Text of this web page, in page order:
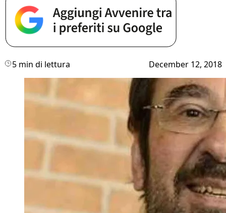
5 min di lettura December 12, 2018